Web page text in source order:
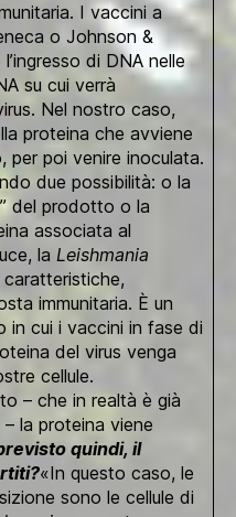
I vaccini a
o Johnson &
di DNA nelle
su cui verrà
Nel nostro caso,
proteina che avviene
per poi venire inoculata.
due possibilità: o la
del prodotto o la
associata al
la Leishmania
immunitaria. È un
in cui i vaccini in fase di
del virus venga
cellule.
– che in realtà è già
la proteina viene
quindi, il
«In questo caso, le
sono le cellule di